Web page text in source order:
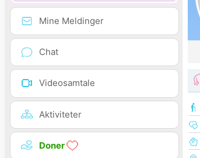
Mine Meldinger
Chat
Videosamtale
Aktiviteter
Doner